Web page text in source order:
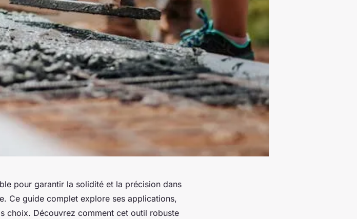
pour garantir la solidité et la précision dans
Ce guide complet explore ses applications,
choix. Découvrez comment cet outil robuste